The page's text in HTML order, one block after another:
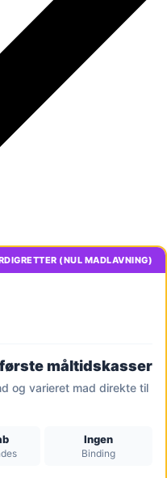
(NUL MADLAVNING)
måltidskasser
og varieret mad direkte til
Ingen
Binding